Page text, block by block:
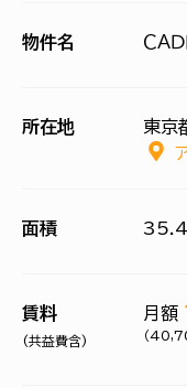
物件名 ＣＡ
所在地
東京
面積
賃料
(共益費含)
月額
（